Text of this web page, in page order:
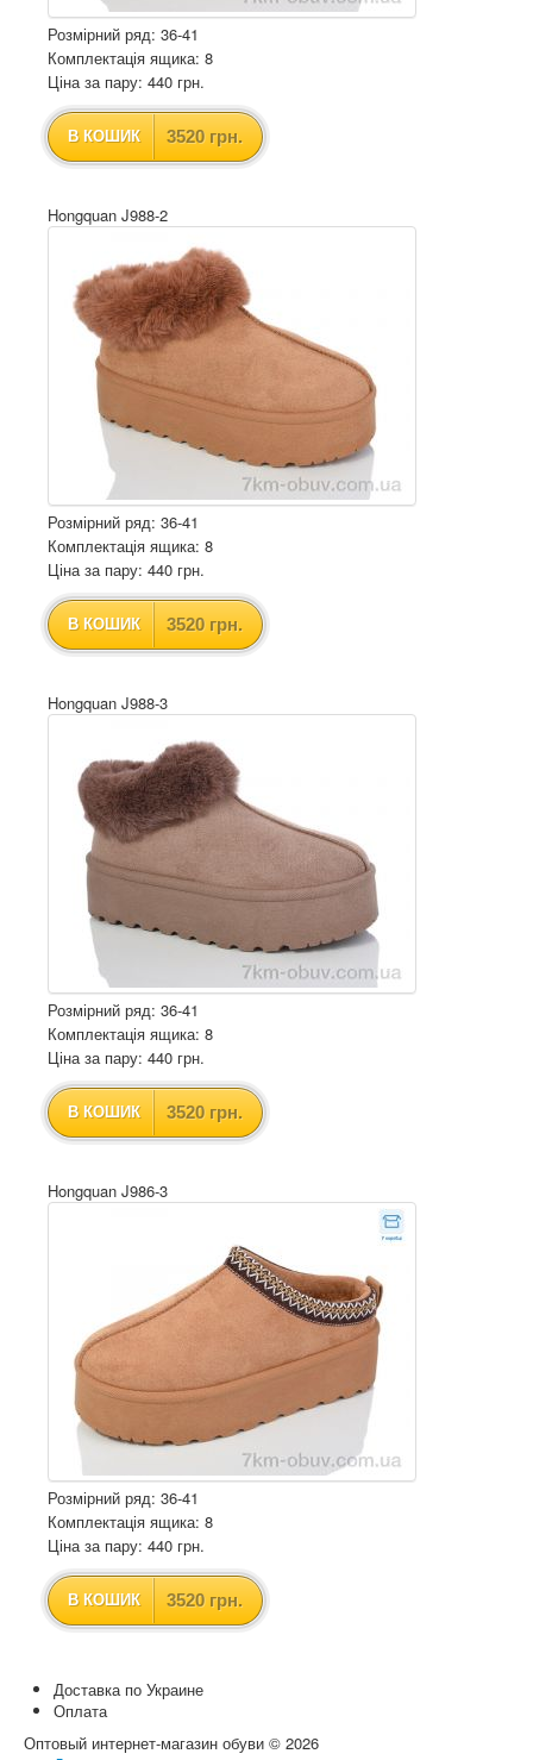
Розмірний ряд: 36-41
Комплектація ящика: 8
Ціна за пару: 440 грн.
В КОШИК 3520 грн.
Hongquan J988-2
Розмірний ряд: 36-41
Комплектація ящика: 8
Ціна за пару: 440 грн.
В КОШИК 3520 грн.
Hongquan J988-3
Розмірний ряд: 36-41
Комплектація ящика: 8
Ціна за пару: 440 грн.
В КОШИК 3520 грн.
Hongquan J986-3
Розмірний ряд: 36-41
Комплектація ящика: 8
Ціна за пару: 440 грн.
В КОШИК 3520 грн.
Доставка по Украине
Оплата
Оптовый интернет-магазин обуви © 2026